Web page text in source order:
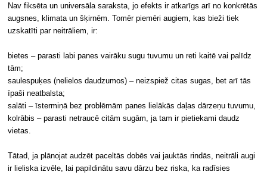
Nav fiksēta un universāla saraksta, jo efekts ir atkarīgs arī no konkrētās
augsnes, klimata un šķirnēm. Tomēr piemēri augiem, kas bieži tiek
uzskatīti par neitrāliem, ir:
bietes – parasti labi panes vairāku sugu tuvumu un reti kaitē vai palīdz
tām;
saulespuķes (nelielos daudzumos) – neizspiež citas sugas, bet arī tās
īpaši neatbalsta;
salāti – īstermiņā bez problēmām panes lielākās daļas dārzeņu tuvumu,
kolrābis – parasti netraucē citām sugām, ja tam ir pietiekami daudz
vietas.
Tātad, ja plānojat audzēt paceltās dobēs vai jauktās rindās, neitrāli augi
ir lieliska izvēle, lai papildinātu savu dārzu bez riska, ka radīsies